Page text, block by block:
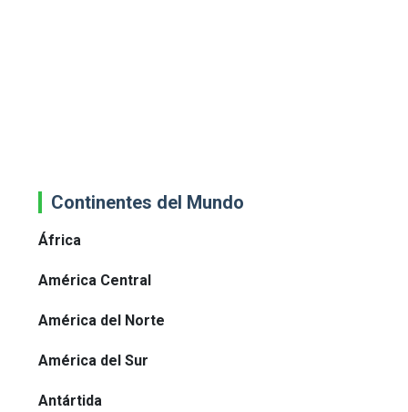
Continentes del Mundo
África
América Central
América del Norte
América del Sur
Antártida